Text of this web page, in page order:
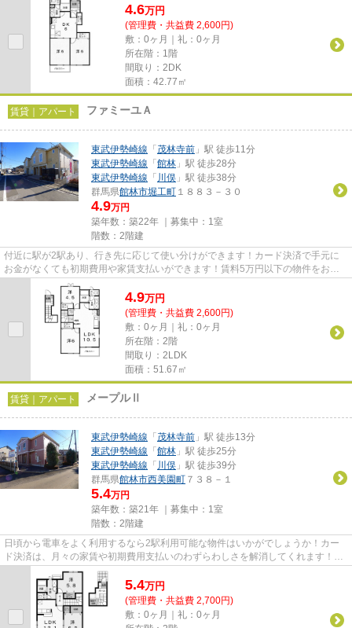
4.6万円
(管理費・共益費 2,600円)
敷：0ヶ月｜礼：0ヶ月
所在階：1階
間取り：2DK
面積：42.77㎡
賃貸｜アパート ファミーユＡ
東武伊勢崎線 「 茂林寺前 」駅 徒歩11分
東武伊勢崎線 「 館林 」駅 徒歩28分
東武伊勢崎線 「 川俣 」駅 徒歩38分
群馬県館林市堀工町 １８８３－３０
4.9万円
築年数：築22年 ｜募集中： 1室
階数：2階建
付近に駅が2駅あり、行き先に応じて使い分けができます！カード決済で手元に
お金がなくても初期費用や家賃支払いができます！賃料5万円以下の物件をお探
しのお客様におすすめです！新...
4.9万円
(管理費・共益費 2,600円)
敷：0ヶ月｜礼：0ヶ月
所在階：2階
間取り：2LDK
面積：51.67㎡
賃貸｜アパート メープルⅡ
東武伊勢崎線 「 茂林寺前 」駅 徒歩13分
東武伊勢崎線 「 館林 」駅 徒歩25分
東武伊勢崎線 「 川俣 」駅 徒歩39分
群馬県館林市西美園町 ７３８－１
5.4万円
築年数：築21年 ｜募集中： 1室
階数：2階建
日頃から電車をよく利用するなら2駅利用可能な物件はいかがでしょうか！カー
ド決済は、月々の家賃や初期費用支払いのわずらわしさを解消してくれます！賃
料を10万円以下に抑えたい方に...
5.4万円
(管理費・共益費 2,700円)
敷：0ヶ月｜礼：0ヶ月